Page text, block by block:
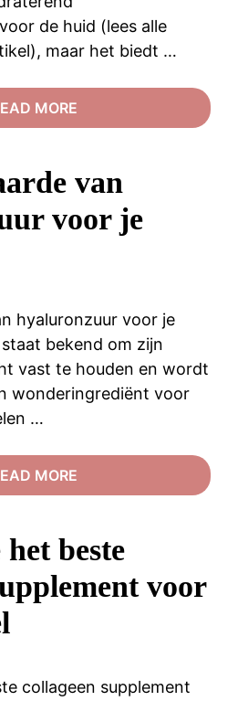
de huid (lees alle
maar het biedt …
MORE
van
voor je
hyaluronzuur voor je
bekend om zijn
vast te houden en wordt
wonderingrediënt voor
…
MORE
beste
voor
collageen supplement